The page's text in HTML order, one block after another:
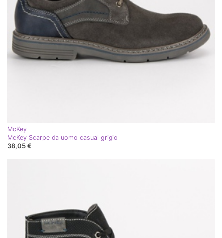
McKey
McKey Scarpe da uomo casual grigio
38,05 €